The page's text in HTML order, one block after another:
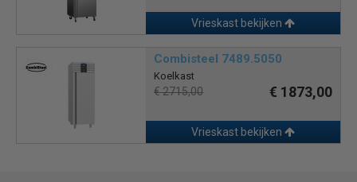
Vrieskast bekijken
Combisteel 7489.5050
Koelkast
€ 2715,00 € 1873,00
Vrieskast bekijken